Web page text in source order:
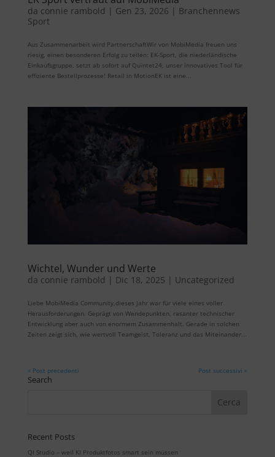
da connie rambold | Gen 23, 2026 | Branchennews
Sport
Aus Zusammenarbeit wird PartnerschaftWir von MobiMedia freuen uns
riesig, einen besonderen Erfolg zu teilen: EK-Sport, die niederländische
Einkaufsgruppe, setzt ab sofort auf Quintet24, unser innovatives Tool für
effiziente Bestellprozesse! Retail in MotionEK ist eine...
Wichtel, Wunder und Werte
da connie rambold | Dic 18, 2025 | Uncategorized
Liebe MobiMedia Community,dieses Jahr war für viele eines voller
Herausforderungen. Geprägt von Wendepunkten, rasanter technischer
Entwicklung aber auch von enormem Zusammenhalt. Gerade in solchen
Zeiten zeigt sich, wie wertvoll Teamgeist, Toleranz und das Miteinander...
« Post precedenti Post successivi »
Search
Recent Posts
QI Studio – weil KI Produktfotos smart sein müssen